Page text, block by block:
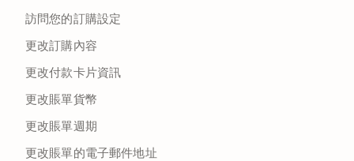
訪問您的訂購設定
更改訂購內容
更改付款卡片資訊
更改賬單貨幣
更改賬單週期
更改賬單的電子郵件地址